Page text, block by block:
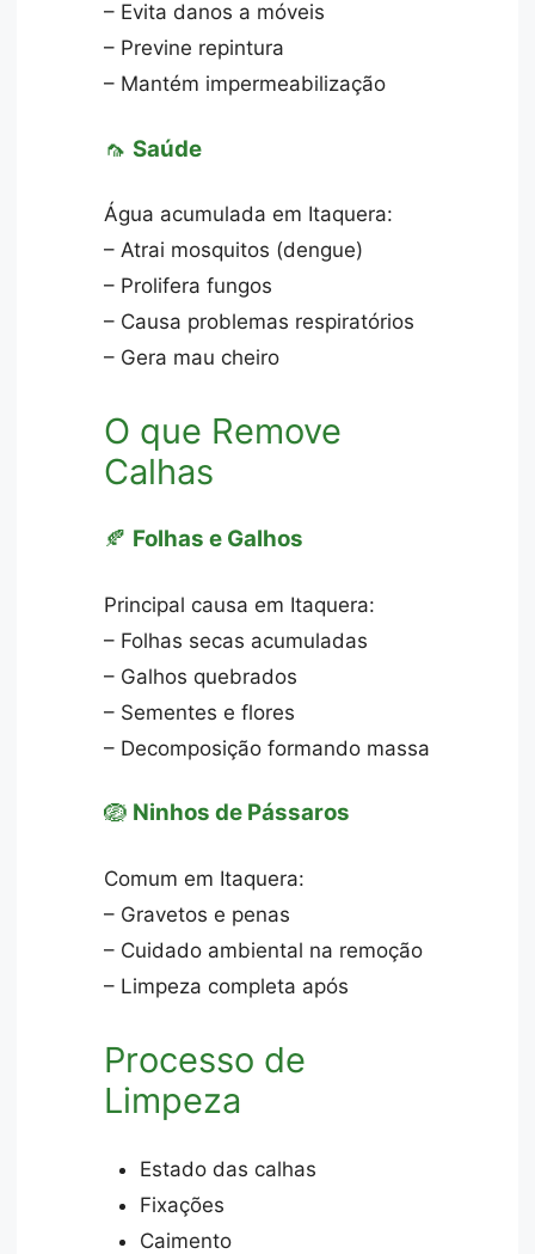
– Evita danos a móveis
– Previne repintura
– Mantém impermeabilização
🦟 Saúde
Água acumulada em Itaquera:
– Atrai mosquitos (dengue)
– Prolifera fungos
– Causa problemas respiratórios
– Gera mau cheiro
O que Remove
Calhas
🍂 Folhas e Galhos
Principal causa em Itaquera:
– Folhas secas acumuladas
– Galhos quebrados
– Sementes e flores
– Decomposição formando massa
🪺 Ninhos de Pássaros
Comum em Itaquera:
– Gravetos e penas
– Cuidado ambiental na remoção
– Limpeza completa após
Processo de
Limpeza
Estado das calhas
Fixações
Caimento